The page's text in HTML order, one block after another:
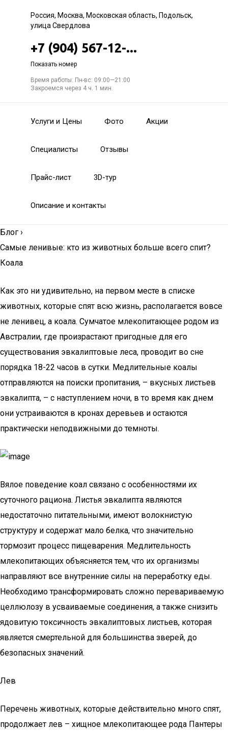
Россия, Москва, Московская область, Подольск,
улица Свердлова
+7 (904) 567-12-...
Показать номер
Время работы: Пн-вс: 09:00—21:00
Закроемся через 4 ч. 1 мин.
Услуги и Цены Фото Акции
Специалисты Отзывы
Прайс-лист 3D-тур
Описание и контакты
Блог ›
Самые ленивые: кто из животных больше всего спит?
Коала
Как это ни удивительно, на первом месте в списке
животных, которые спят всю жизнь, располагается вовсе
не ленивец, а коала. Сумчатое млекопитающее родом из
Австралии, где произрастают пригодные для его
существования эвкалиптовые леса, проводит во сне
порядка 18-22 часов в сутки. Медлительные коалы
отправляются на поиски пропитания, – вкусных листьев
эвкалипта, – с наступлением ночи, в то время как днем
они устраиваются в кронах деревьев и остаются
практически неподвижными до темноты.
Вялое поведение коал связано с особенностями их
суточного рациона. Листья эвкалипта являются
недостаточно питательными, имеют волокнистую
структуру и содержат мало белка, что значительно
тормозит процесс пищеварения. Медлительность
млекопитающих объясняется тем, что их организмы
направляют все внутренние силы на переработку еды.
Необходимо трансформировать сложно перевариваемую
целлюлозу в усваиваемые соединения, а также снизить
ядовитую токсичность эвкалиптовых листьев, которая
является смертельной для большинства зверей, до
безопасных значений.
Лев
Перечень животных, которые действительно много спят,
продолжает лев – хищное млекопитающее рода Пантеры